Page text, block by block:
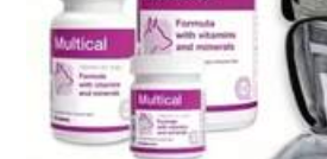
Pour signaler ce vendeur et/ou
Détails Du Produit